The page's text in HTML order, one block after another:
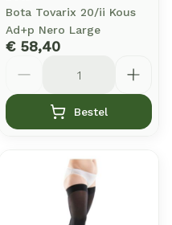
Bota Tovarix 20/ii Kous
Ad+p Nero Large
€ 58,40
Bestel